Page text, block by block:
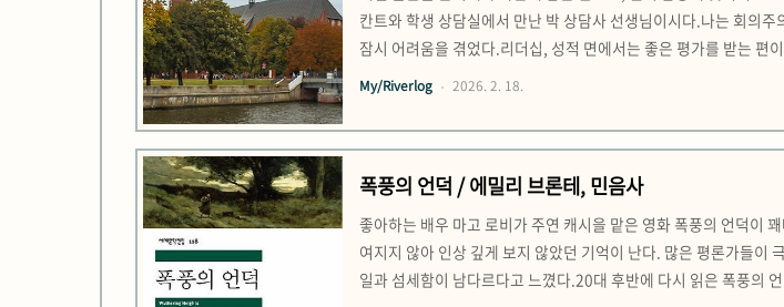
칸트와 학생 상담실에서 만난 박 상담사 선생님이시다.나는 회의
잠시 어려움을 겪었다.리더십, 성적 면에서는 좋은 평가를 받는 편
직업조차 내 적성에 크게 맞지는 않았고, 그 사명감이 의심받으니
My/Riverlog 2026. 2. 18.
폭풍의 언덕 / 에밀리 브론테, 민음사
좋아하는 배우 마고 로비가 주연 캐시을 맡은 영화 폭풍의 언덕이
여지지 않아 인상 깊게 보지 않았던 기억이 난다. 많은 평론가들이
일과 섬세함이 남다르다고 느꼈다.20대 후반에 다시 읽은 폭풍의